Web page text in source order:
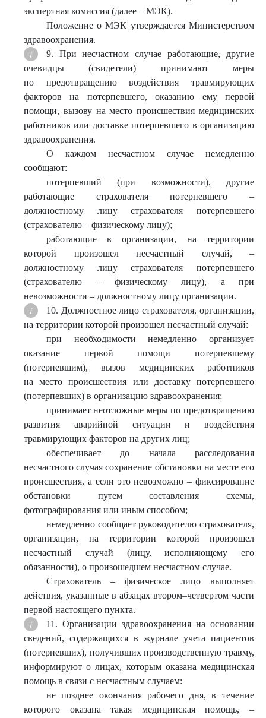
экспертная комиссия (далее – МЭК).
Положение о МЭК утверждается Министерством
здравоохранения.
9. При несчастном случае работающие, другие
очевидцы (свидетели) принимают меры
по предотвращению воздействия травмирующих
факторов на потерпевшего, оказанию ему первой
помощи, вызову на место происшествия медицинских
работников или доставке потерпевшего в организацию
здравоохранения.
О каждом несчастном случае немедленно
сообщают:
потерпевший (при возможности), другие
работающие страхователя потерпевшего –
должностному лицу страхователя потерпевшего
(страхователю – физическому лицу);
работающие в организации, на территории
которой произошел несчастный случай, –
должностному лицу страхователя потерпевшего
(страхователю – физическому лицу), а при
невозможности – должностному лицу организации.
10. Должностное лицо страхователя, организации,
на территории которой произошел несчастный случай:
при необходимости немедленно организует
оказание первой помощи потерпевшему
(потерпевшим), вызов медицинских работников
на место происшествия или доставку потерпевшего
(потерпевших) в организацию здравоохранения;
принимает неотложные меры по предотвращению
развития аварийной ситуации и воздействия
травмирующих факторов на других лиц;
обеспечивает до начала расследования
несчастного случая сохранение обстановки на месте его
происшествия, а если это невозможно – фиксирование
обстановки путем составления схемы,
фотографирования или иным способом;
немедленно сообщает руководителю страхователя,
организации, на территории которой произошел
несчастный случай (лицу, исполняющему его
обязанности), о произошедшем несчастном случае.
Страхователь – физическое лицо выполняет
действия, указанные в абзацах втором–четвертом части
первой настоящего пункта.
11. Организации здравоохранения на основании
сведений, содержащихся в журнале учета пациентов
(потерпевших), получивших производственную травму,
информируют о лицах, которым оказана медицинская
помощь в связи с несчастным случаем:
не позднее окончания рабочего дня, в течение
которого оказана такая медицинская помощь, –